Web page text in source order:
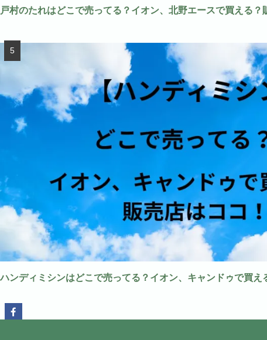
戸村のたれはどこで売ってる？イオン、北野エースで買える？
ハンディミシンはどこで売ってる？イオン、キャンドゥで買え